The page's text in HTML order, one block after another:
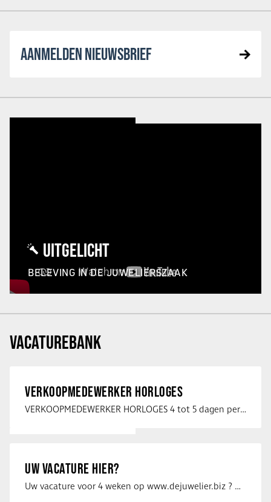
AANMELDEN NIEUWSBRIEF
UITGELICHT
BELEVING IN DE JUWELIERSZAAK
VACATUREBANK
VERKOOPMEDEWERKER HORLOGES
VERKOOPMEDEWERKER HORLOGES 4 tot 5 dagen per week Heb jij een passie voor …
UW VACATURE HIER?
Uw vacature voor 4 weken op www.dejuwelier.biz ? Neem dan contact op met …